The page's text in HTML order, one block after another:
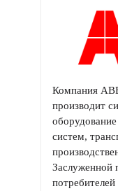
Компания
производит
оборудование
систем,
Заслуженной